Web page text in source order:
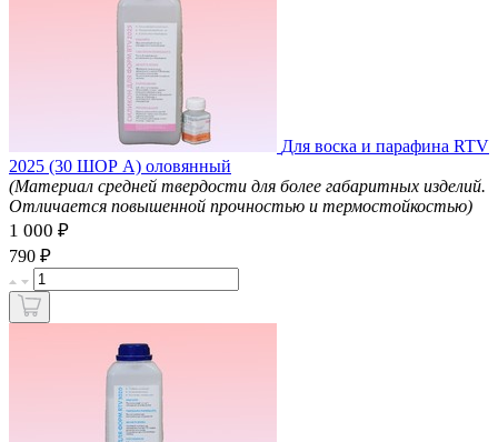
Для воска и парафина RTV
2025 (30 ШОР A) оловянный
(Материал средней твердости для более габаритных изделий.
Отличается повышенной прочностью и термостойкостью)
1 000 ₽
790 ₽